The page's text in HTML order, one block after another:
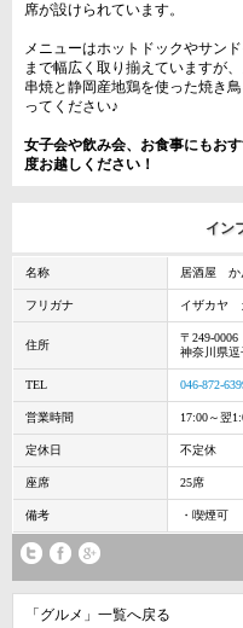
席が設けられています。
メニューはホットドックやサン
まで幅広く取り揃えていますが
串焼と静岡産地鶏を使った焼き
ってください♪
女子会や飲み会、お食事にもお
度お越しください！
イン
名称 居酒屋 か
フリガナ イザカヤ
住所
〒249-0006
神奈川県逗
TEL 046-872-
営業時間 17:00～翌
定休日 不定休
座席 25席
備考 ・喫煙可
「グルメ」一覧へ戻る